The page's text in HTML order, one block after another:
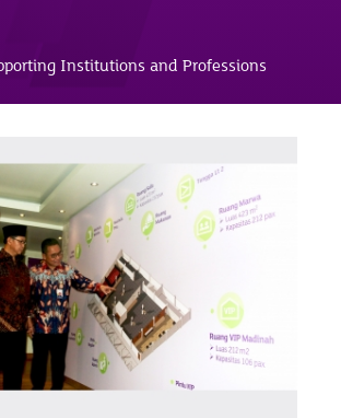
Institutions and Professions